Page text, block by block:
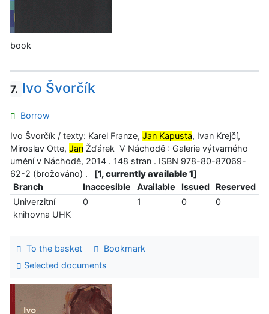
book
7. Ivo Švorčík
Borrow
Ivo Švorčík / texty: Karel Franze, Jan Kapusta, Ivan Krejčí,
Miroslav Otte, Jan Žďárek V Náchodě : Galerie výtvarného
umění v Náchodě, 2014 . 148 stran . ISBN 978-80-87069-
62-2 (brožováno) .
[1, currently available 1]
Branch
Inaccesible Available Issued
Reserved
Univerzitní
knihovna UHK
0 1 0 0
To the basket
Bookmark
Selected documents